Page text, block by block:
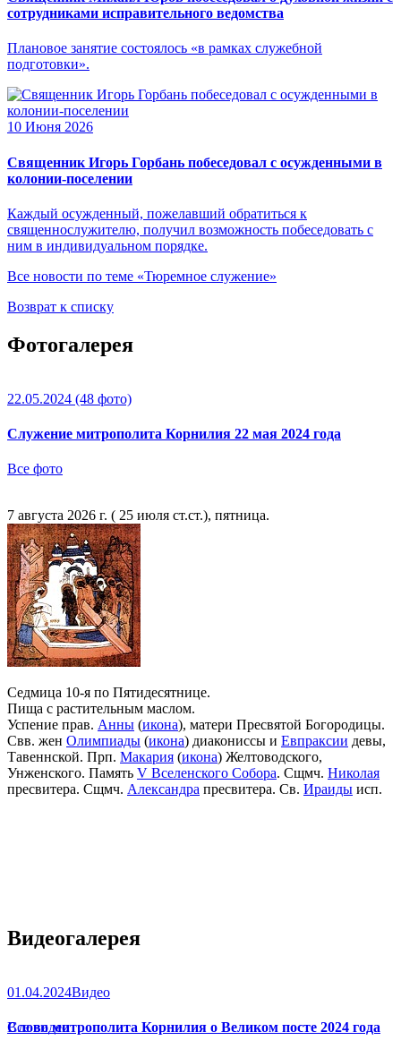
сотрудниками исправительного ведомства
Плановое занятие состоялось «в рамках служебной
подготовки».
10 Июня 2026
Священник Игорь Горбань побеседовал с осужденными в
колонии-поселении
Каждый осужденный, пожелавший обратиться к
священнослужителю, получил возможность побеседовать с
ним в индивидуальном порядке.
Все новости по теме «Тюремное служение»
Возврат к списку
Фотогалерея
22.05.2024 (48 фото)
Служение митрополита Корнилия 22 мая 2024 года
Все фото
7 августа 2026 г. ( 25 июля ст.ст.), пятница.
Седмица 10-я по Пятидесятнице.
Пища с растительным маслом.
Успение прав. Анны (икона), матери Пресвятой Богородицы.
Свв. жен Олимпиады (икона) диакониссы и Евпраксии девы,
Тавеннской. Прп. Макария (икона) Желтоводского,
Унженского. Память V Вселенского Собора. Сщмч. Николая
пресвитера. Сщмч. Александра пресвитера. Св. Ираиды исп.
Видеогалерея
01.04.2024Видео
Слово митрополита Корнилия о Великом посте 2024 года
Все видео